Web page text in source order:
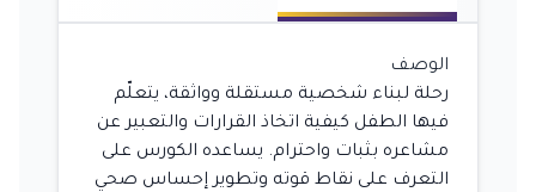
الوصف
رحلة لبناء شخصية مستقلة وواثقة، يتعلّم
فيها الطفل كيفية اتخاذ القرارات والتعبير عن
مشاعره بثبات واحترام. يساعده الكورس على
التعرف على نقاط قوته وتطوير إحساس صحي